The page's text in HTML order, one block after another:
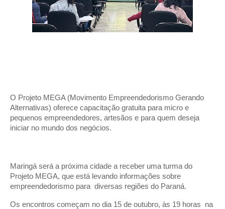
O Projeto MEGA (Movimento Empreendedorismo Gerando
Alternativas) oferece capacitação gratuita para micro e
pequenos empreendedores, artesãos e para quem deseja
iniciar no mundo dos negócios.
Maringá será a próxima cidade a receber uma turma do
Projeto MEGA, que está levando informações sobre
empreendedorismo para diversas regiões do Paraná.
Os encontros começam no dia 15 de outubro, às 19 horas na